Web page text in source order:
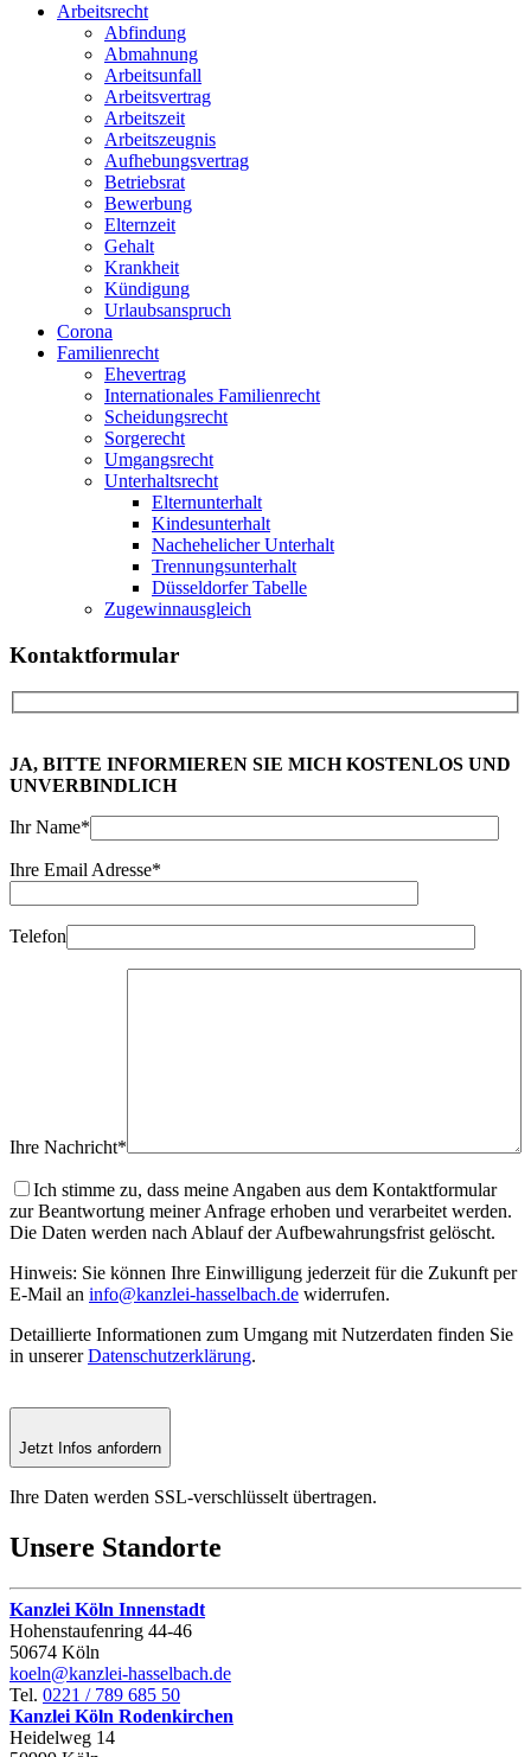
Arbeitsrecht
Abfindung
Abmahnung
Arbeitsunfall
Arbeitsvertrag
Arbeitszeit
Arbeitszeugnis
Aufhebungsvertrag
Betriebsrat
Bewerbung
Elternzeit
Gehalt
Krankheit
Kündigung
Urlaubsanspruch
Corona
Familienrecht
Ehevertrag
Internationales Familienrecht
Scheidungsrecht
Sorgerecht
Umgangsrecht
Unterhaltsrecht
Elternunterhalt
Kindesunterhalt
Nachehelicher Unterhalt
Trennungsunterhalt
Düsseldorfer Tabelle
Zugewinnausgleich
Kontaktformular
JA, BITTE INFORMIEREN SIE MICH KOSTENLOS UND
UNVERBINDLICH
Ihr Name*
Ihre Email Adresse*
Telefon
Ihre Nachricht*
Ich stimme zu, dass meine Angaben aus dem Kontaktformular
zur Beantwortung meiner Anfrage erhoben und verarbeitet werden.
Die Daten werden nach Ablauf der Aufbewahrungsfrist gelöscht.
Hinweis: Sie können Ihre Einwilligung jederzeit für die Zukunft per
E-Mail an info@kanzlei-hasselbach.de widerrufen.
Detaillierte Informationen zum Umgang mit Nutzerdaten finden Sie
in unsererDatenschutzerklärung.
Jetzt Infos anfordern
Ihre Daten werden SSL-verschlüsselt übertragen.
Unsere Standorte
Kanzlei Köln Innenstadt
Hohenstaufen­ring 44‑46
50674 Köln
koeln@kanzlei-hasselbach.de
Tel. 0221 / 789 685 50
Kanzlei Köln Rodenkirchen
Heidelweg 14